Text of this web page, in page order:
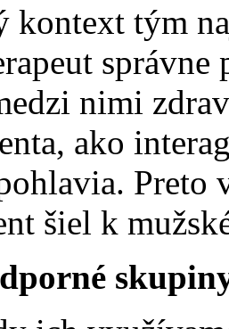
kontext tým
nimi
ako
Preto
šiel k